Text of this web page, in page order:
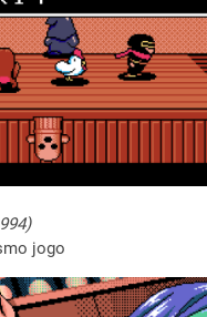
jogo